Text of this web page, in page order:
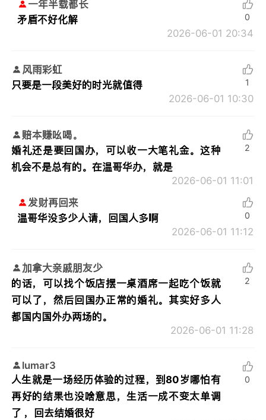
一年半载都长
矛盾不好化解
2026-06-01 20:34
0
风雨彩虹
只要是一段美好的时光就值得
2026-06-01 10:30
1
赔本赚吆喝。
婚礼还是要回国办，可以收一大笔礼金。这种
机会不是总有的。在温哥华办，就是
2026-06-01 11:01
2
发财再回来
温哥华没多少人请，回国人多啊
2026-06-01 11:12
0
加拿大亲戚朋友少
的话，可以找个饭店摆一桌酒席一起吃个饭就
可以了，然后回国办正常的婚礼。其实好多人
都国内国外办两场的。
2026-06-01 11:28
2
lumar3
人生就是一场经历体验的过程，到80岁哪怕有
再好的结果也没啥意思，生活一成不变太单调
了 ，回去结婚很好
0